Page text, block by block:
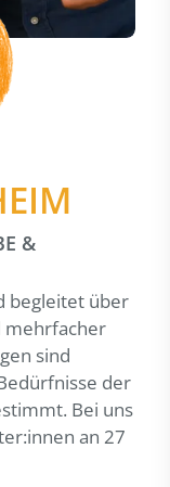
&
begleitet über
mehrfacher
sind
der
Bei uns
an 27